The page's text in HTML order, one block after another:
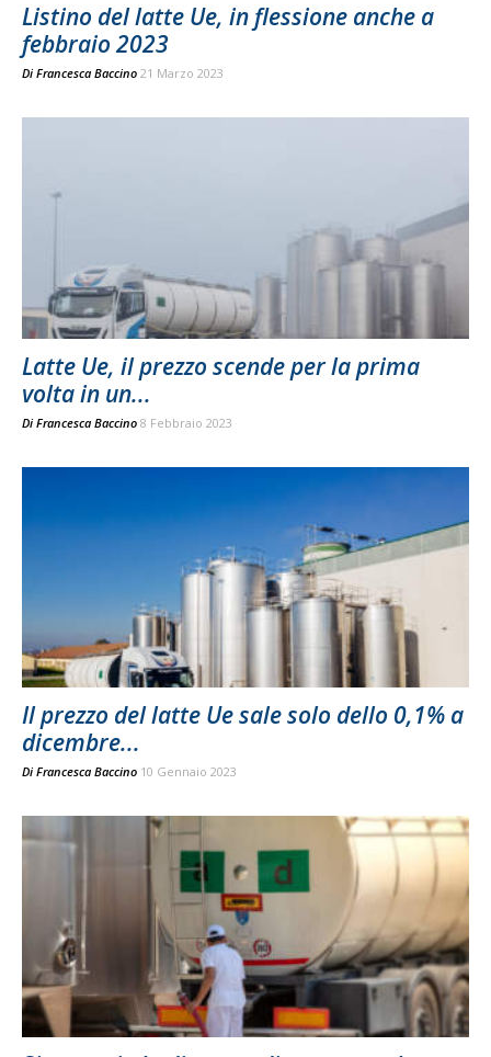
Listino del latte Ue, in flessione anche a
febbraio 2023
Di Francesca Baccino 21 Marzo 2023
Latte Ue, il prezzo scende per la prima
volta in un...
Di Francesca Baccino 8 Febbraio 2023
Il prezzo del latte Ue sale solo dello 0,1% a
dicembre...
Di Francesca Baccino 10 Gennaio 2023